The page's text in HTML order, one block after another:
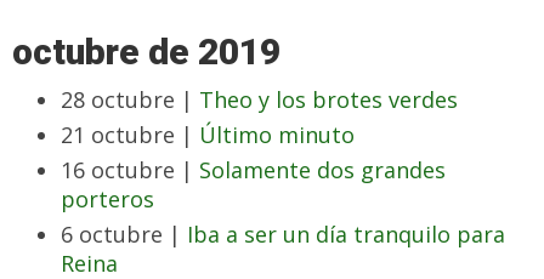
octubre de 2019
28 octubre | Theo y los brotes verdes
21 octubre | Último minuto
16 octubre | Solamente dos grandes
porteros
6 octubre | Iba a ser un día tranquilo para
Reina